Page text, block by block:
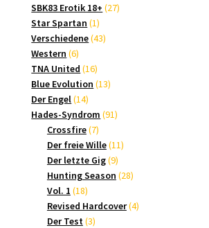
Produkte
SBK83 Erotik 18+ 2727
Star Spartan 11
Produkt
Verschiedene 4343
Western 66
Produkte
TNA United 1616
Produkte
Blue Evolution 1313
Der Engel 1414
Produkte
Hades-Syndrom 9191
Crossfire 77
Produkte
Der freie Wille 1111
Der letzte Gig 99
Produkte
Hunting Season 2828
Vol. 1 1818
Produkte
Revised Hardcover 44
Der Test 33